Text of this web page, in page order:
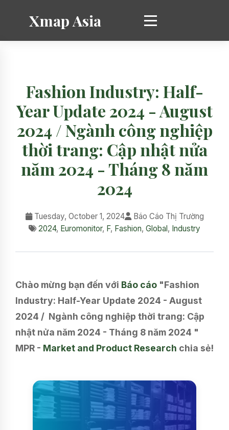
Xmap Asia
Fashion Industry: Half-
Year Update 2024 - August
2024 / Ngành công nghiệp
thời trang: Cập nhật nửa
năm 2024 - Tháng 8 năm
2024
Tuesday, October 1, 2024
Báo Cáo Thị Trường
2024, Euromonitor, F, Fashion, Global, Industry
Chào mừng bạn đến với Báo cáo "Fashion
Industry: Half-Year Update 2024 - August
2024 / Ngành công nghiệp thời trang: Cập
nhật nửa năm 2024 - Tháng 8 năm 2024 "
MPR - Market and Product Research chia sẻ!